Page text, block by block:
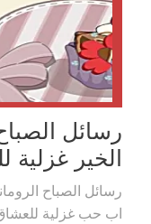
رسائل
الخير غزلية
رسائل الصباح
اب حب غزلية